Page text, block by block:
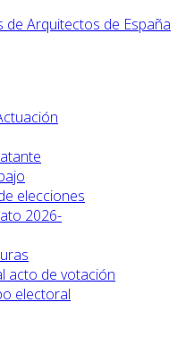
elecciones
2026-
acto de votación
electoral